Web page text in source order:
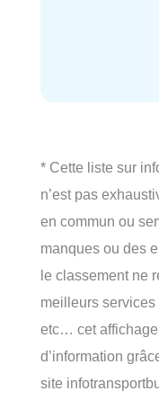
* Cette liste sur
n’est pas
en commun ou
manques ou des
le classement ne
meilleurs services
etc… cet affichage
d’information
site